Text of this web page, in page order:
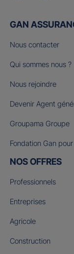
GAN
Nous contacter
Qui sommes nous ?
Nous rejoindre
Devenir Agent
Groupama Groupe
Fondation Gan
NOS OFFRES
Professionnels
Entreprises
Agricole
Construction